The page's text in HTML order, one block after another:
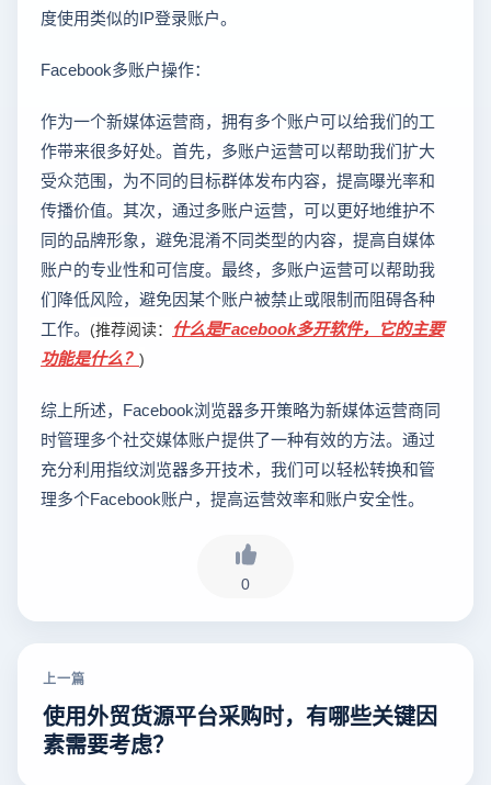
度使用类似的IP登录账户。
Facebook多账户操作：
作为一个新媒体运营商，拥有多个账户可以给我们的工
作带来很多好处。首先，多账户运营可以帮助我们扩大
受众范围，为不同的目标群体发布内容，提高曝光率和
传播价值。其次，通过多账户运营，可以更好地维护不
同的品牌形象，避免混淆不同类型的内容，提高自媒体
账户的专业性和可信度。最终，多账户运营可以帮助我
们降低风险，避免因某个账户被禁止或限制而阻碍各种
工作。 (推荐阅读： 什么是Facebook多开软件，它的主要
功能是什么？ )
综上所述，Facebook浏览器多开策略为新媒体运营商同
时管理多个社交媒体账户提供了一种有效的方法。通过
充分利用指纹浏览器多开技术，我们可以轻松转换和管
理多个Facebook账户，提高运营效率和账户安全性。
0
上一篇
使用外贸货源平台采购时，有哪些关键因
素需要考虑？